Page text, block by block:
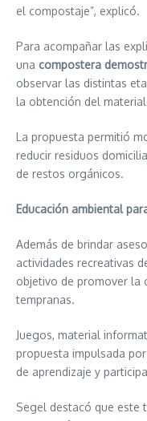
el compostaje”, explicó.
Para acompañar las
una compostera
observar las distintas
la obtención del
La propuesta permitió
reducir residuos
de restos orgánicos.
Educación ambiental
Además de brindar
actividades recreativas
objetivo de promover la
tempranas.
Juegos, material
propuesta impulsada
de aprendizaje y
Segel destacó que este